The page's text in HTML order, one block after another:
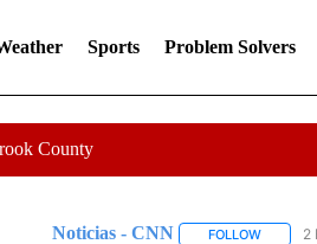
Sports Problem Solvers
County
Noticias - CNN FOLLOW 2